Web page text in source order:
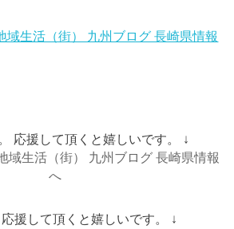
応援して頂くと嬉しいです。 ↓
援して頂くと嬉しいです。 ↓